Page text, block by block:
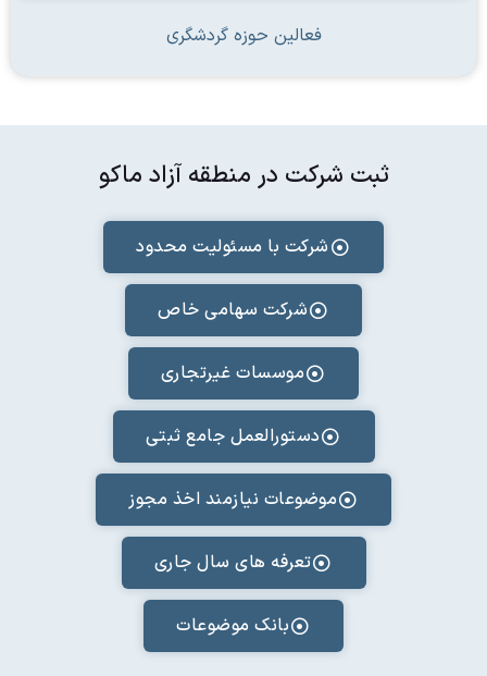
فعالین حوزه گردشگری
ثبت شرکت در منطقه آزاد ماکو
شرکت با مسئولیت محدود
شرکت سهامی خاص
موسسات غیرتجاری
دستورالعمل جامع ثبتی
موضوعات نیازمند اخذ مجوز
تعرفه های سال جاری
بانک موضوعات